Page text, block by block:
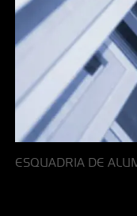
ESQUADRIA DE